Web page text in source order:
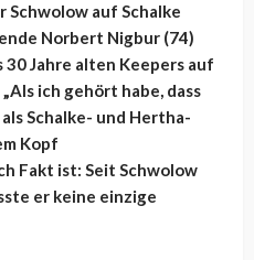
auf Schalke
Norbert Nigbur (74)
Jahre alten Keepers auf
ich gehört habe, dass
Schalke- und Hertha-
Kopf
Fakt ist: Seit Schwolow
er keine einzige